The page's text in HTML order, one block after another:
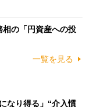
相の「円資産への投
一覧を見る
なり得る」“介入慣